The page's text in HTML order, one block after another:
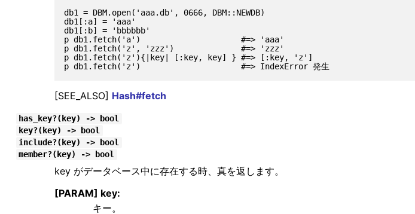
db1 = DBM.open('aaa.db', 0666, DBM::NEWDB)
db1[:a] = 'aaa'
db1[:b] = 'bbbbbb'
p db1.fetch('a')                     #=> 'aaa'
p db1.fetch('z', 'zzz')              #=> 'zzz'
p db1.fetch('z'){|key| [:key, key] } #=> [:key, 'z']
[SEE_ALSO] Hash#fetch
has_key?(key) -> bool
key?(key) -> bool
include?(key) -> bool
member?(key) -> bool
key がデータベース中に存在する時、真を返します。
[PARAM] key:
キー。